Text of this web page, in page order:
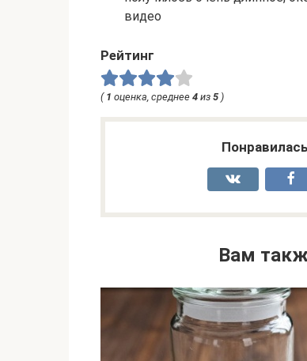
видео
Рейтинг
( 1 оценка, среднее 4 из 5 )
Вам